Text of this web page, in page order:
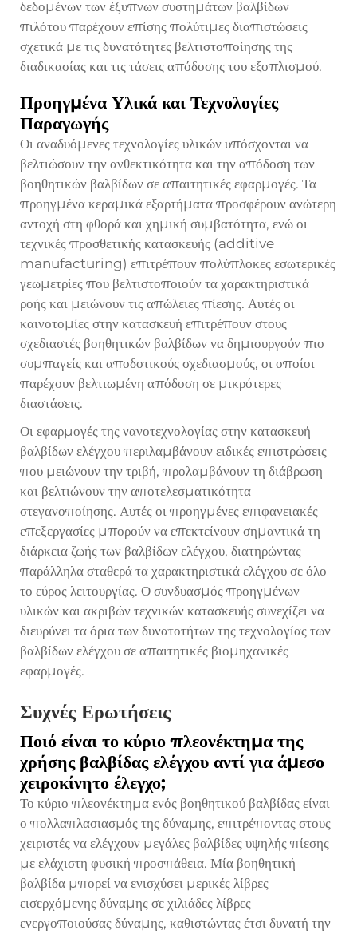
δεδομένων των έξυπνων συστημάτων βαλβίδων
πιλότου παρέχουν επίσης πολύτιμες διαπιστώσεις
σχετικά με τις δυνατότητες βελτιστοποίησης της
διαδικασίας και τις τάσεις απόδοσης του εξοπλισμού.
Προηγμένα Υλικά και Τεχνολογίες
Παραγωγής
Οι αναδυόμενες τεχνολογίες υλικών υπόσχονται να
βελτιώσουν την ανθεκτικότητα και την απόδοση των
βοηθητικών βαλβίδων σε απαιτητικές εφαρμογές. Τα
προηγμένα κεραμικά εξαρτήματα προσφέρουν ανώτερη
αντοχή στη φθορά και χημική συμβατότητα, ενώ οι
τεχνικές προσθετικής κατασκευής (additive
manufacturing) επιτρέπουν πολύπλοκες εσωτερικές
γεωμετρίες που βελτιστοποιούν τα χαρακτηριστικά
ροής και μειώνουν τις απώλειες πίεσης. Αυτές οι
καινοτομίες στην κατασκευή επιτρέπουν στους
σχεδιαστές βοηθητικών βαλβίδων να δημιουργούν πιο
συμπαγείς και αποδοτικούς σχεδιασμούς, οι οποίοι
παρέχουν βελτιωμένη απόδοση σε μικρότερες
διαστάσεις.
Οι εφαρμογές της νανοτεχνολογίας στην κατασκευή
βαλβίδων ελέγχου περιλαμβάνουν ειδικές επιστρώσεις
που μειώνουν την τριβή, προλαμβάνουν τη διάβρωση
και βελτιώνουν την αποτελεσματικότητα
στεγανοποίησης. Αυτές οι προηγμένες επιφανειακές
επεξεργασίες μπορούν να επεκτείνουν σημαντικά τη
διάρκεια ζωής των βαλβίδων ελέγχου, διατηρώντας
παράλληλα σταθερά τα χαρακτηριστικά ελέγχου σε όλο
το εύρος λειτουργίας. Ο συνδυασμός προηγμένων
υλικών και ακριβών τεχνικών κατασκευής συνεχίζει να
διευρύνει τα όρια των δυνατοτήτων της τεχνολογίας των
βαλβίδων ελέγχου σε απαιτητικές βιομηχανικές
εφαρμογές.
Συχνές Ερωτήσεις
Ποιό είναι το κύριο πλεονέκτημα της
χρήσης βαλβίδας ελέγχου αντί για άμεσο
χειροκίνητο έλεγχο;
Το κύριο πλεονέκτημα ενός βοηθητικού βαλβίδας είναι
ο πολλαπλασιασμός της δύναμης, επιτρέποντας στους
χειριστές να ελέγχουν μεγάλες βαλβίδες υψηλής πίεσης
με ελάχιστη φυσική προσπάθεια. Μία βοηθητική
βαλβίδα μπορεί να ενισχύσει μερικές λίβρες
εισερχόμενης δύναμης σε χιλιάδες λίβρες
ενεργοποιούσας δύναμης, καθιστώντας έτσι δυνατή την